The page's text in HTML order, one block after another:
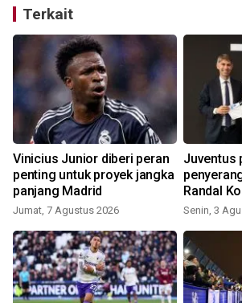
Terkait
Vinicius Junior diberi peran
penting untuk proyek jangka
panjang Madrid
Jumat, 7 Agustus 2026
Juventus
Randal
Senin, 3